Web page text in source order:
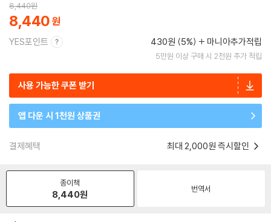
8,440원
8,440
YES포인트 430원 (5%) 마니아추가적립
5만원 이상 구매 시 2천원 추가 적립
사용 가능한 쿠폰 받기
앱 다운 시 1천원 상품권
결제혜택 최대 2,000원 즉시할인
종이책
8,440원 번역서